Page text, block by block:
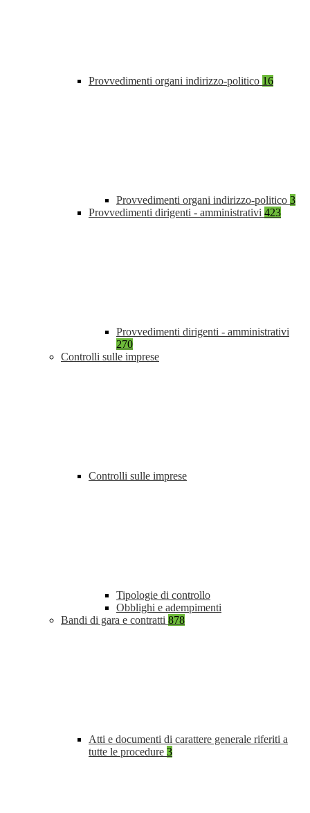
Provvedimenti organi indirizzo-politico 16
Provvedimenti organi indirizzo-politico 3
Provvedimenti dirigenti - amministrativi 423
Provvedimenti dirigenti - amministrativi
270
Controlli sulle imprese
Controlli sulle imprese
Tipologie di controllo
Obblighi e adempimenti
Bandi di gara e contratti 878
Atti e documenti di carattere generale riferiti a
tutte le procedure 3